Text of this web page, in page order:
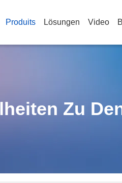
Produits Lösungen Video
Zu